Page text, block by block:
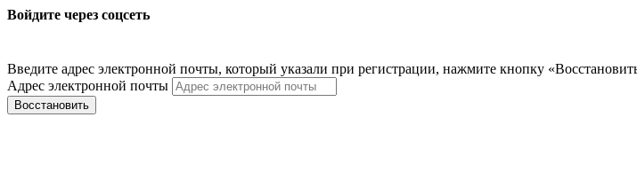
Войдите через соцсеть
Введите адрес электронной почты, который указали при регистрации, нажмите кнопку
Адрес электронной почты